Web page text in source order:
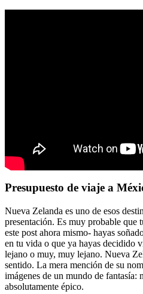
Presupuesto de viaje a
Nueva Zelanda es uno de esos
presentación. Es muy probable que
este post ahora mismo- hayas
en tu vida o que ya hayas decidido
lejano o muy, muy lejano. Nueva
sentido. La mera mención de su
imágenes de un mundo de fantasía:
absolutamente épico.